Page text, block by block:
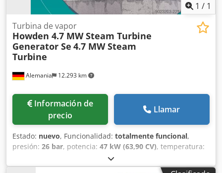
1 / 1
Alemania 12.293 km
Turbina de vapor
Howden 4.7 MW Steam Turbine
Generator Se 4.7 MW Steam
Turbine
Información de
precio
Llamar
Estado: nuevo, Funcionalidad: totalmente funcional,
presión: 26 bar, potencia: 47 kW (63,90 CV), temperatura:
, Grupo turbina y generador de vapor Howden de
4,7 MW, sin usar (proyecto cancelado) Disponibilidad